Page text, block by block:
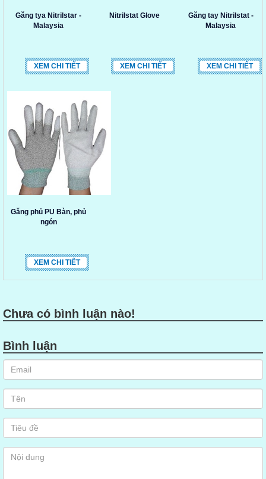
Găng tya Nitrilstar -
Malaysia
XEM CHI TIẾT
Nitrilstat Glove
XEM CHI TIẾT
Găng tay Nitrilstat -
Malaysia
XEM CHI TIẾT
Găng phủ PU Bàn, phủ
ngón
XEM CHI TIẾT
Chưa có bình luận nào!
Bình luận